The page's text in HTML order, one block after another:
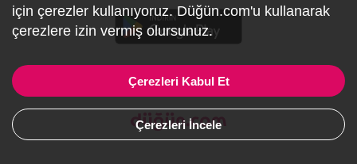
için çerezler kullanıyoruz. Düğün.com'u kullanarak
çerezlere izin vermiş olursunuz.
Çerezleri Kabul Et
Çerezleri İncele